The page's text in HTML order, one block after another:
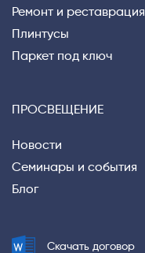
Ремонт и реставрация
Плинтусы
Паркет под ключ
ПРОСВЕЩЕНИЕ
Новости
Семинары и события
Блог
Скачать договор